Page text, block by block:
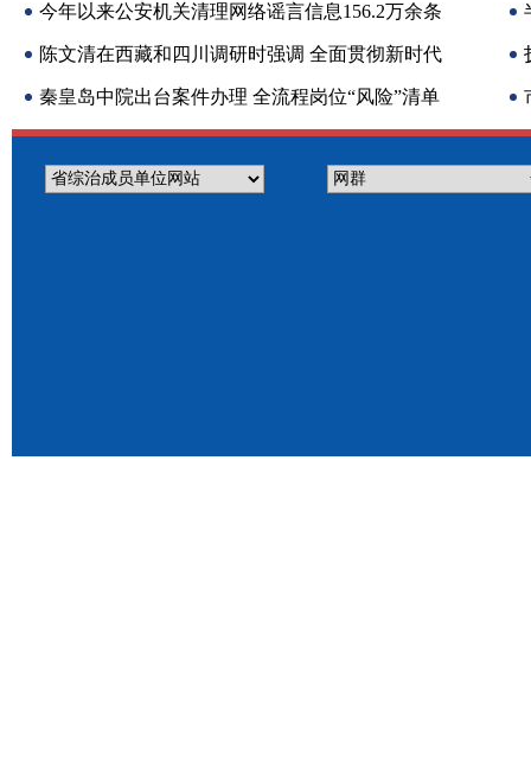
人犯罪预防惩治工作
3500余起
今年以来公安机关清理网络谣言信息156.2万余条
陈文清在西藏和四川调研时强调 全面贯彻新时代
党的治藏方略 维护社会大局稳定和长治久安
秦皇岛中院出台案件办理 全流程岗位“风险”清单
助推审判质效提升